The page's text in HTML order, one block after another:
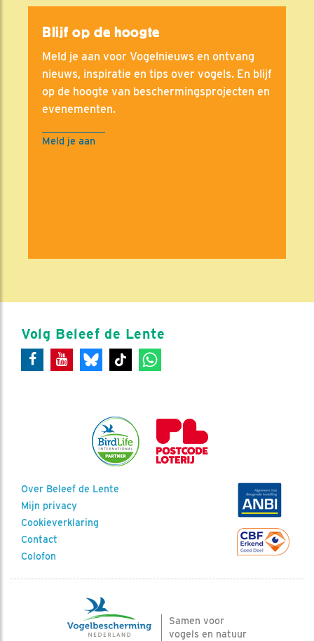
Blijf op de hoogte
Meld je aan voor Vogelnieuws en ontvang
nieuws, inspiratie en tips over vogels. En blijf
op de hoogte van beschermingsprojecten en
evenementen.
Meld je aan
Volg Beleef de Lente
Over Beleef de Lente
Mijn privacy
Cookieverklaring
Contact
Colofon
Samen voor
vogels en natuur